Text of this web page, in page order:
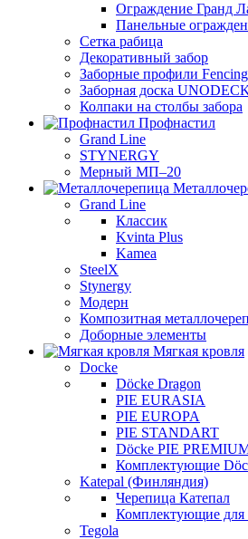
Ограждение Гранд
Панельные
Сетка рабица
Декоративный забор
Заборные профили Fencing
Заборная доска
Колпаки на столбы забора
Профнастил
Grand Line
STYNERGY
Мерный МП–20
Grand Line
Классик
Kvinta Plus
Kamea
SteelX
Stynergy
Модерн
Композитная
Доборные элементы
Мягкая кровля
Docke
Döcke Dragon
PIE EURASIA
PIE EUROPA
PIE STANDART
Döcke PIE
Комплектующие
Katepal (Финляндия)
Черепица Катепал
Комплектующие для
Tegola